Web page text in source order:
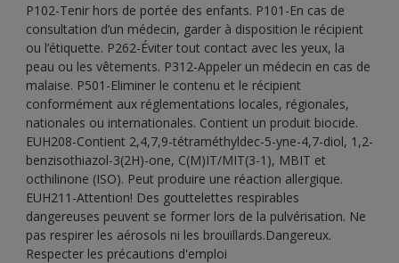
P102-Tenir hors de portée des enfants. P101-En cas de
consultation d’un médecin, garder à disposition le récipient
ou l’étiquette. P262-Éviter tout contact avec les yeux, la
peau ou les vêtements. P312-Appeler un médecin en cas de
malaise. P501-Eliminer le contenu et le récipient
conformément aux réglementations locales, régionales,
nationales ou internationales. Contient un produit biocide.
EUH208-Contient 2,4,7,9-tétraméthyldec-5-yne-4,7-diol, 1,2-
benzisothiazol-3(2H)-one, C(M)IT/MIT(3-1), MBIT et
octhilinone (ISO). Peut produire une réaction allergique.
EUH211-Attention! Des gouttelettes respirables
dangereuses peuvent se former lors de la pulvérisation. Ne
pas respirer les aérosols ni les brouillards.Dangereux.
Respecter les précautions d'emploi